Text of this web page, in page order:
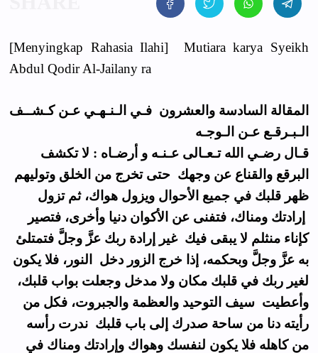
[Menyingkap Rahasia Ilahi] Mutiara karya Syeikh
Abdul Qodir Al-Jailany ra
المقالة السادسة والعشرون فـي الـنـهـي عـن كـشــف
الـبـرقـع عـن الـوجـه
البرقع والقناع عن وجهك حتى تخرج من الخلق وتوليهم
ظهر قلبك في جميع الأحوال ويزول هواك، ثم تزول
إرادتك ومناك، فتفنى عن الأكوان دنيا وأخرى، فتصير
كإناء منثلم لا يبقى فيك غير إرادة ربك عزَّ وجلَّ فتمتلئ
به عزَّ وجلَّ وبحكمه، إذا خرج الزور دخل النور، فلا يكون
لغير ربك في قلبك مكان ولا مدخل وجعلت بواب قلبك،
وأعطيت سيف التوحيد والعظمة والجبروت، فكل من
رأيته دنا من ساحة صدرك إلى باب قلبك ندرت رأسه
من كاهله فلا يكون لنفسك وهواك وإرادتك ومناك في